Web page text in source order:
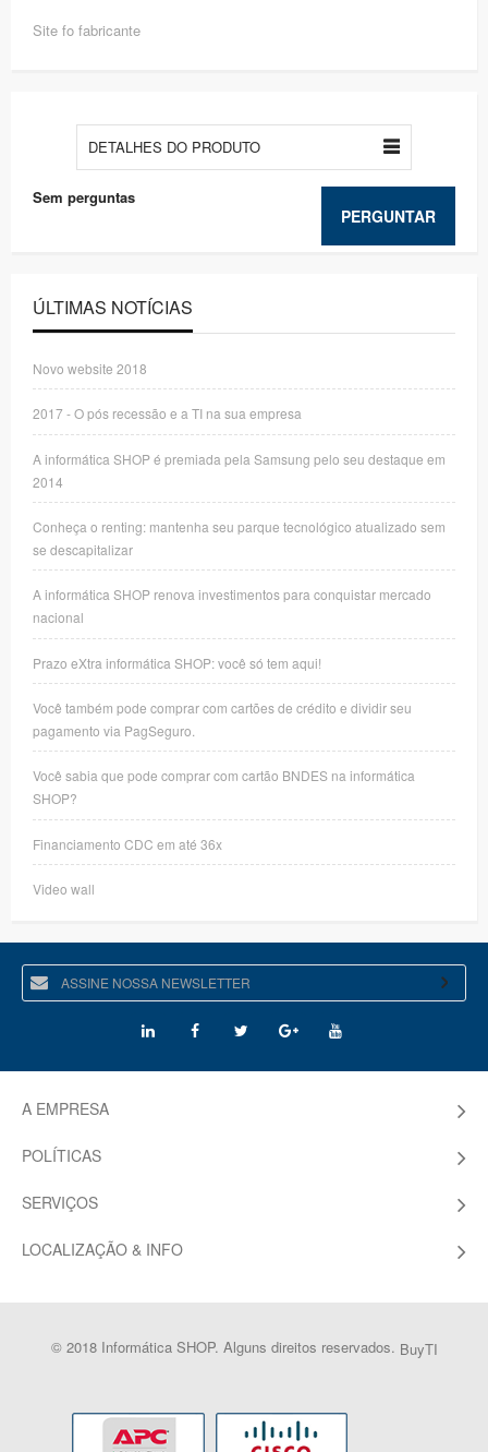
Site fo fabricante
DETALHES DO PRODUTO
PERGUNTAR
Sem perguntas
ÚLTIMAS NOTÍCIAS
Novo website 2018
2017 - O pós recessão e a TI na sua empresa
A informática SHOP é premiada pela Samsung pelo seu destaque em
2014
Conheça o renting: mantenha seu parque tecnológico atualizado sem
se descapitalizar
A informática SHOP renova investimentos para conquistar mercado
nacional
Prazo eXtra informática SHOP: você só tem aqui!
Você também pode comprar com cartões de crédito e dividir seu
pagamento via PagSeguro.
Você sabia que pode comprar com cartão BNDES na informática
SHOP?
Financiamento CDC em até 36x
Video wall
A EMPRESA
POLÍTICAS
SERVIÇOS
LOCALIZAÇÃO & INFO
© 2018 Informática SHOP. Alguns direitos reservados. BuyTI